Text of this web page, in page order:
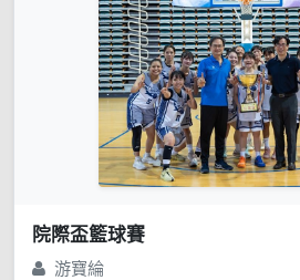
院際盃籃球賽
游寶綸